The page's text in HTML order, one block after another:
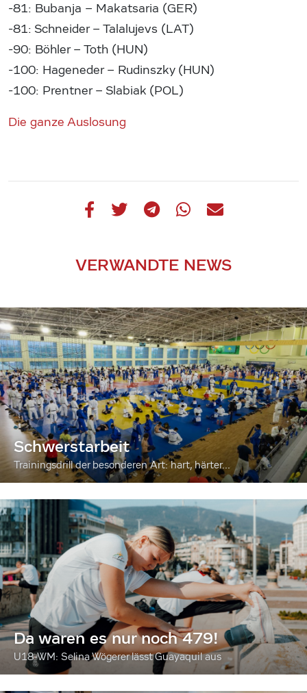
-81: Bubanja – Makatsaria (GER)
-81: Schneider – Talalujevs (LAT)
-90: Böhler – Toth (HUN)
-100: Hageneder – Rudinszky (HUN)
-100: Prentner – Slabiak (POL)
Die ganze Auslosung
VERWANDTE NEWS
Schwerstarbeit
Trainingsdrill der besonderen Art: hart, härter...
Da waren es nur noch 479!
U18-WM: Selina Wögerer lässt Guayaquil aus